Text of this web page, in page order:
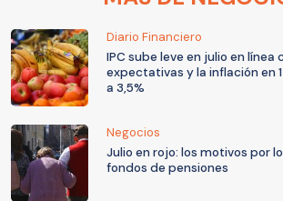
Diario Financiero
IPC sube leve en julio en línea
expectativas y la inflación en
a 3,5%
Negocios
Julio en rojo: los motivos por
fondos de pensiones